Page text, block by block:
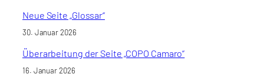
Neue Seite „Glossar“
30. Januar 2026
Überarbeitung der Seite „COPO Camaro“
16. Januar 2026